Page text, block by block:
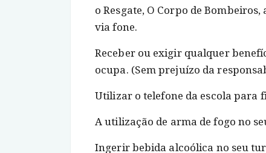
o Resgate, O Corpo de
via fone.
Receber ou exigir qualquer
ocupa. (Sem prejuízo da
Utilizar o telefone da escola para
A utilização de arma de fogo no
Ingerir bebida alcoólica no seu